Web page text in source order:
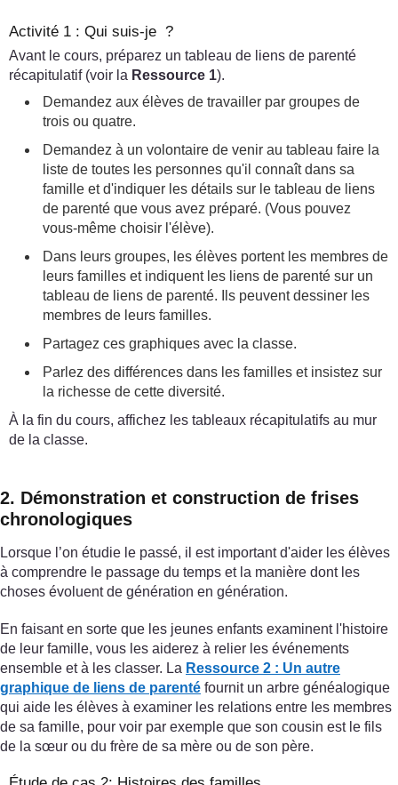
Activité 1 : Qui suis-je ?
Avant le cours, préparez un tableau de liens de parenté
récapitulatif (voir la Ressource 1).
Demandez aux élèves de travailler par groupes de
trois ou quatre.
Demandez à un volontaire de venir au tableau faire la
liste de toutes les personnes qu'il connaît dans sa
famille et d'indiquer les détails sur le tableau de liens
de parenté que vous avez préparé. (Vous pouvez
vous-même choisir l'élève).
Dans leurs groupes, les élèves portent les membres de
leurs familles et indiquent les liens de parenté sur un
tableau de liens de parenté. Ils peuvent dessiner les
membres de leurs familles.
Partagez ces graphiques avec la classe.
Parlez des différences dans les familles et insistez sur
la richesse de cette diversité.
À la fin du cours, affichez les tableaux récapitulatifs au mur
de la classe.
2. Démonstration et construction de frises
chronologiques
Lorsque l’on étudie le passé, il est important d'aider les élèves
à comprendre le passage du temps et la manière dont les
choses évoluent de génération en génération.
En faisant en sorte que les jeunes enfants examinent l'histoire
de leur famille, vous les aiderez à relier les événements
ensemble et à les classer. La Ressource 2 : Un autre
graphique de liens de parenté fournit un arbre généalogique
qui aide les élèves à examiner les relations entre les membres
de sa famille, pour voir par exemple que son cousin est le fils
de la sœur ou du frère de sa mère ou de son père.